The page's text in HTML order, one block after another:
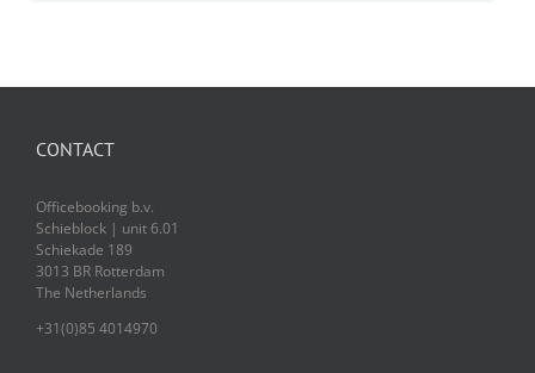
CONTACT
Officebooking b.v.
Schieblock | unit 6.01
Schiekade 189
3013 BR Rotterdam
The Netherlands
+31(0)85 4014970